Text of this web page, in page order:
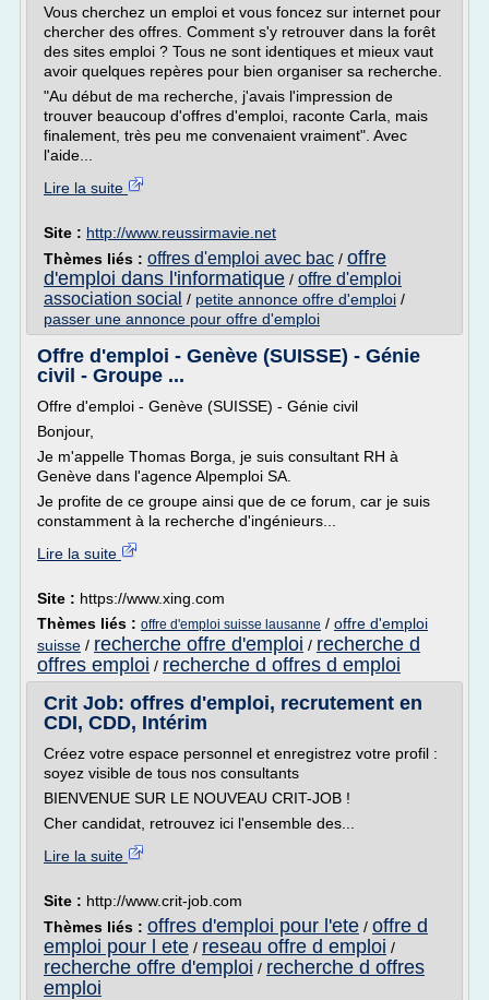
Vous cherchez un emploi et vous foncez sur internet pour
chercher des offres. Comment s'y retrouver dans la forêt
des sites emploi ? Tous ne sont identiques et mieux vaut
avoir quelques repères pour bien organiser sa recherche.
"Au début de ma recherche, j'avais l'impression de
trouver beaucoup d'offres d'emploi, raconte Carla, mais
finalement, très peu me convenaient vraiment". Avec
l'aide...
Lire la suite
Site : http://www.reussirmavie.net
Thèmes liés : offres d'emploi avec bac / offre
d'emploi dans l'informatique / offre d'emploi
association social / petite annonce offre d'emploi /
passer une annonce pour offre d'emploi
Offre d'emploi - Genève (SUISSE) - Génie
civil - Groupe ...
Offre d'emploi - Genève (SUISSE) - Génie civil
Bonjour,
Je m'appelle Thomas Borga, je suis consultant RH à
Genève dans l'agence Alpemploi SA.
Je profite de ce groupe ainsi que de ce forum, car je suis
constamment à la recherche d'ingénieurs...
Lire la suite
Site : https://www.xing.com
Thèmes liés : offre d'emploi suisse lausanne / offre d'emploi
suisse / recherche offre d'emploi / recherche d
offres emploi / recherche d offres d emploi
Crit Job: offres d'emploi, recrutement en
CDI, CDD, Intérim
Créez votre espace personnel et enregistrez votre profil :
soyez visible de tous nos consultants
BIENVENUE SUR LE NOUVEAU CRIT-JOB !
Cher candidat, retrouvez ici l'ensemble des...
Lire la suite
Site : http://www.crit-job.com
Thèmes liés : offres d'emploi pour l'ete / offre d
emploi pour l ete / reseau offre d emploi /
recherche offre d'emploi / recherche d offres
emploi